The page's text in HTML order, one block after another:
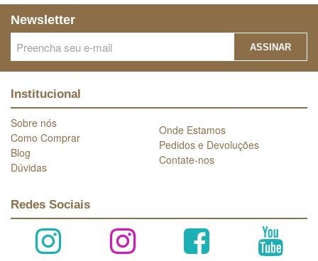
Newsletter
ASSINAR
Institucional
Sobre nós
Como Comprar
Blog
Dúvidas
Onde Estamos
Pedidos e Devoluções
Contate-nos
Redes Sociais